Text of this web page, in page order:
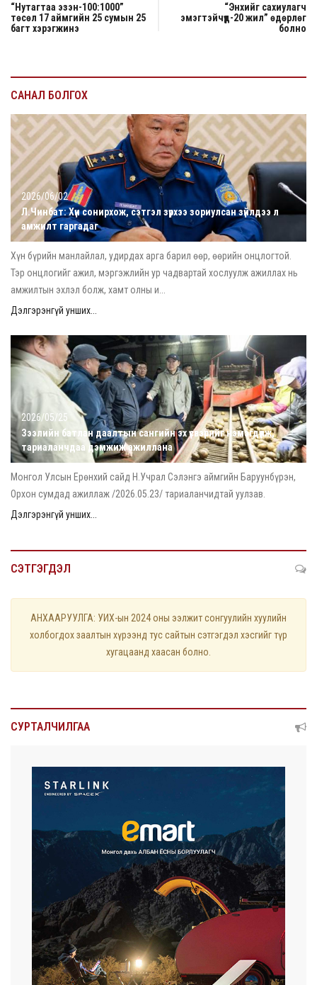
“Нутагтаа эзэн-100:1000”
төсөл 17 аймгийн 25 сумын 25
багт хэрэгжинэ
“Энхийг сахиулагч
эмэгтэйчүүд-20 жил” өдөрлөг
болно
САНАЛ БОЛГОХ
2026/06/02
Л.Чинбат: Хүн сонирхож, сэтгэл зүрхээ зориулсан зүйлдээ л
амжилт гаргадаг
Хүн бүрийн манлайлал, удирдах арга барил өөр, өөрийн онцлогтой.
Тэр онцлогийг ажил, мэргэжлийн ур чадвартай хослуулж ажиллах нь
амжилтын эхлэл болж, хамт олны и...
Дэлгэрэнгүй унших...
2026/05/25
Зээлийн батлан даалтын сангийн эх үүсвэрийг нэмэгдүүлж,
тариаланчдаа дэмжиж ажиллана
Монгол Улсын Ерөнхий сайд Н.Учрал Сэлэнгэ аймгийн Баруунбүрэн,
Орхон сумдад ажиллаж /2026.05.23/ тариаланчидтай уулзав.
Дэлгэрэнгүй унших...
СЭТГЭГДЭЛ
АНХААРУУЛГА: УИХ-ын 2024 оны ээлжит сонгуулийн хуулийн
холбогдох заалтын хүрээнд тус сайтын сэтгэгдэл хэсгийг түр
хугацаанд хаасан болно.
СУРТАЛЧИЛГАА